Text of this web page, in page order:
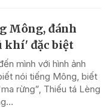
Mông, đánh
khí' đặc biệt
mình với hình ảnh
nói tiếng Mông, biết
rừng”, Thiếu tá Lèng